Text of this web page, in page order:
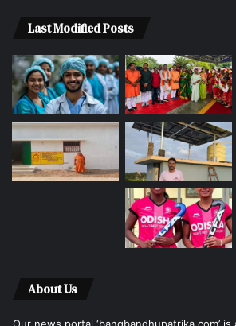
Last Modified Posts
About Us
Our news portal ‘bangbandhupatrika.com’